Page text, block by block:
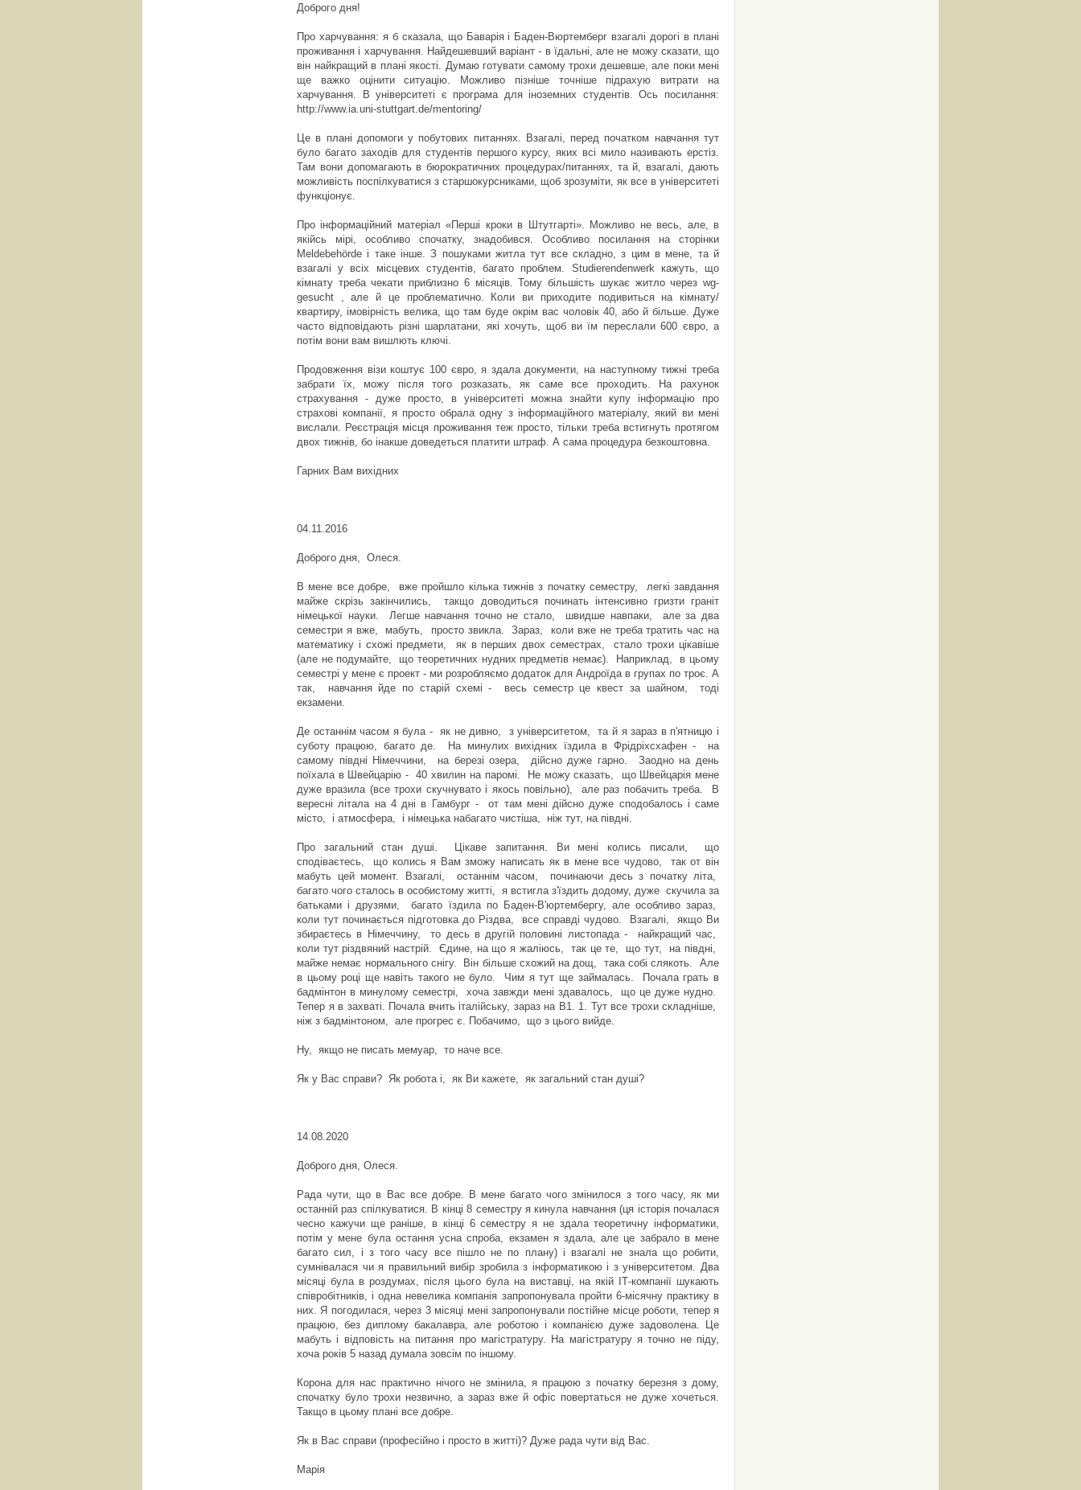
Доброго дня!
Про харчування: я б сказала, що Баварія і Баден-Вюртемберг взагалі дорогі в плані
проживання і харчування. Найдешевший варіант - в їдальні, але не можу сказати, що
він найкращий в плані якості. Думаю готувати самому трохи дешевше, але поки мені
ще важко оцінити ситуацію. Можливо пізніше точніше підрахую витрати на
харчування. В університеті є програма для іноземних студентів. Ось посилання:
http://www.ia.uni-stuttgart.de/mentoring/
Це в плані допомоги у побутових питаннях. Взагалі, перед початком навчання тут
було багато заходів для студентів першого курсу, яких всі мило називають ерстіз.
Там вони допомагають в бюрократичних процедурах/питаннях, та й, взагалі, дають
можливість поспілкуватися з старшокурсниками, щоб зрозуміти, як все в університеті
функціонує.
Про інформаційний матеріал «Перші кроки в Штутгарті». Можливо не весь, але, в
якійсь мірі, особливо спочатку, знадобився. Особливо посилання на сторінки
Meldebehörde і таке інше. З пошуками житла тут все складно, з цим в мене, та й
взагалі у всіх місцевих студентів, багато проблем. Studierendenwerk кажуть, що
кімнату треба чекати приблизно 6 місяців. Тому більшість шукає житло через wg-
gesucht , але й це проблематично. Коли ви приходите подивиться на кімнату/
квартиру, імовірність велика, що там буде окрім вас чоловік 40, або й більше. Дуже
часто відповідають різні шарлатани, які хочуть, щоб ви їм переслали 600 євро, а
потім вони вам вишлють ключі.
Продовження візи коштує 100 євро, я здала документи, на наступному тижні треба
забрати їх, можу після того розказать, як саме все проходить. На рахунок
страхування - дуже просто, в університеті можна знайти купу інформацію про
страхові компанії, я просто обрала одну з інформаційного матеріалу, який ви мені
вислали. Реєстрація місця проживання теж просто, тільки треба встигнуть протягом
двох тижнів, бо інакше доведеться платити штраф. А сама процедура безкоштовна.
Гарних Вам вихідних
04.11.2016
Доброго дня, Олеся.
В мене все добре, вже пройшло кілька тижнів з початку семестру, легкі завдання
майже скрізь закінчились, такщо доводиться починать інтенсивно гризти граніт
німецької науки. Легше навчання точно не стало, швидше навпаки, але за два
семестри я вже, мабуть, просто звикла. Зараз, коли вже не треба тратить час на
математику і схожі предмети, як в перших двох семестрах, стало трохи цікавіше
(але не подумайте, що теоретичних нудних предметів немає). Наприклад, в цьому
семестрі у мене є проект - ми розробляємо додаток для Андроїда в групах по троє. А
так, навчання йде по старій схемі - весь семестр це квест за шайном, тоді
екзамени.
Де останнім часом я була - як не дивно, з університетом, та й я зараз в п'ятницю і
суботу працюю, багато де. На минулих вихідних їздила в Фрідріхсхафен - на
самому півдні Німеччини, на березі озера, дійсно дуже гарно. Заодно на день
поїхала в Швейцарію - 40 хвилин на паромі. Не можу сказать, що Швейцарія мене
дуже вразила (все трохи скучнувато і якось повільно), але раз побачить треба. В
вересні літала на 4 дні в Гамбург - от там мені дійсно дуже сподобалось і саме
місто, і атмосфера, і німецька набагато чистіша, ніж тут, на півдні.
Про загальний стан душі. Цікаве запитання. Ви мені колись писали, що
сподіваєтесь, що колись я Вам зможу написать як в мене все чудово, так от він
мабуть цей момент. Взагалі, останнім часом, починаючи десь з початку літа,
багато чого сталось в особистому житті, я встигла з'їздить додому, дуже скучила за
батьками і друзями, багато їздила по Баден-В'юртембергу, але особливо зараз,
коли тут починається підготовка до Різдва, все справді чудово. Взагалі, якщо Ви
збираєтесь в Німеччину, то десь в другій половині листопада - найкращий час,
коли тут різдвяний настрій. Єдине, на що я жаліюсь, так це те, що тут, на півдні,
майже немає нормального снігу. Він більше схожий на дощ, така собі слякоть. Але
в цьому році ще навіть такого не було. Чим я тут ще займалась. Почала грать в
бадмінтон в минулому семестрі, хоча завжди мені здавалось, що це дуже нудно.
Тепер я в захваті. Почала вчить італійську, зараз на В1. 1. Тут все трохи складніше,
ніж з бадмінтоном, але прогрес є. Побачимо, що з цього вийде.
Ну, якщо не писать мемуар, то наче все.
Як у Вас справи? Як робота і, як Ви кажете, як загальний стан душі?
14.08.2020
Доброго дня, Олеся.
Рада чути, що в Вас все добре. В мене багато чого змінилося з того часу, як ми
останній раз спілкуватися. В кінці 8 семестру я кинула навчання (ця історія почалася
чесно кажучи ще раніше, в кінці 6 семестру я не здала теоретичну інформатики,
потім у мене була остання усна спроба, екзамен я здала, але це забрало в мене
багато сил, і з того часу все пішло не по плану) і взагалі не знала що робити,
сумнівалася чи я правильний вибір зробила з інформатикою і з університетом. Два
місяці була в роздумах, після цього була на виставці, на якій ІТ-компанії шукають
співробітників, і одна невелика компанія запропонувала пройти 6-місячну практику в
них. Я погодилася, через 3 місяці мені запропонували постійне місце роботи, тепер я
працюю, без диплому бакалавра, але роботою і компанією дуже задоволена. Це
мабуть і відповість на питання про магістратуру. На магістратуру я точно не піду,
хоча років 5 назад думала зовсім по іншому.
Корона для нас практично нічого не змінила, я працюю з початку березня з дому,
спочатку було трохи незвично, а зараз вже й офіс повертаться не дуже хочеться.
Такщо в цьому плані все добре.
Як в Вас справи (професійно і просто в житті)? Дуже рада чути від Вас.
Марія